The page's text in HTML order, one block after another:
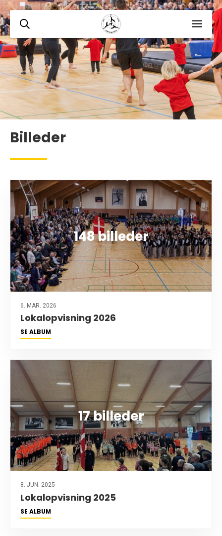
Billeder
148 billeder
6. MAR. 2026
Lokalopvisning 2026
SE ALBUM
17 billeder
8. JUN. 2025
Lokalopvisning 2025
SE ALBUM